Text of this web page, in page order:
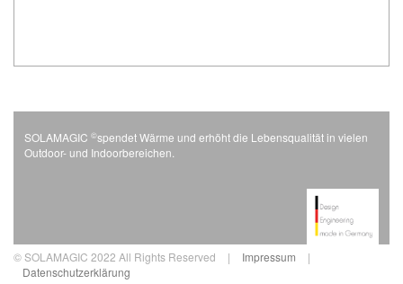
SOLAMAGIC ©spendet Wärme und erhöht die Lebensqualität in vielen
Outdoor- und Indoorbereichen.
© SOLAMAGIC 2022 All Rights Reserved | Impressum
|
Datenschutzerklärung